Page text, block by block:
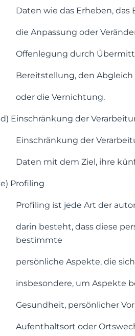
Daten wie das Erheben, das
die Anpassung oder
Offenlegung durch
Bereitstellung, den
oder die Vernichtung.
d) Einschränkung der
Einschränkung der
Daten mit dem Ziel, ihre
e) Profiling
Profiling ist jede Art der
darin besteht, dass diese
bestimmte
persönliche Aspekte, die
insbesondere, um Aspekte
Gesundheit, persönlicher
Aufenthaltsort oder